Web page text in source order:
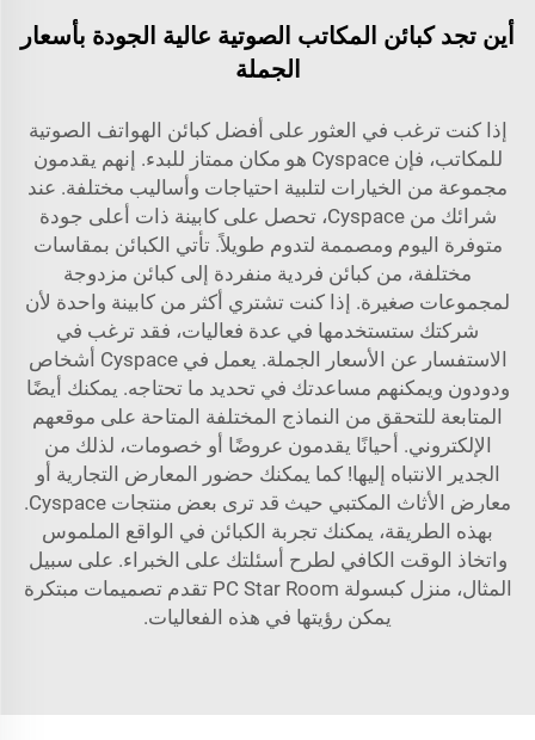
أين تجد كبائن المكاتب الصوتية عالية الجودة بأسعار
الجملة
إذا كنت ترغب في العثور على أفضل كبائن الهواتف الصوتية
للمكاتب، فإن Cyspace هو مكان ممتاز للبدء. إنهم يقدمون
مجموعة من الخيارات لتلبية احتياجات وأساليب مختلفة. عند
شرائك من Cyspace، تحصل على كابينة ذات أعلى جودة
متوفرة اليوم ومصممة لتدوم طويلاً. تأتي الكبائن بمقاسات
مختلفة، من كبائن فردية منفردة إلى كبائن مزدوجة
لمجموعات صغيرة. إذا كنت تشتري أكثر من كابينة واحدة لأن
شركتك ستستخدمها في عدة فعاليات، فقد ترغب في
الاستفسار عن الأسعار الجملة. يعمل في Cyspace أشخاص
ودودون ويمكنهم مساعدتك في تحديد ما تحتاجه. يمكنك أيضًا
المتابعة للتحقق من النماذج المختلفة المتاحة على موقعهم
الإلكتروني. أحيانًا يقدمون عروضًا أو خصومات، لذلك من
الجدير الانتباه إليها! كما يمكنك حضور المعارض التجارية أو
معارض الأثاث المكتبي حيث قد ترى بعض منتجات Cyspace.
بهذه الطريقة، يمكنك تجربة الكبائن في الواقع الملموس
واتخاذ الوقت الكافي لطرح أسئلتك على الخبراء. على سبيل
المثال، منزل كبسولة PC Star Room
تقدم تصميمات مبتكرة
يمكن رؤيتها في هذه الفعاليات.